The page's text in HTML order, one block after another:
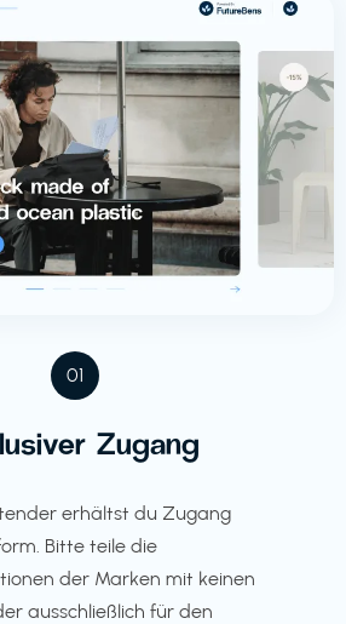
01
Zugang
erhältst du Zugang
Bitte teile die
der Marken mit keinen
ausschließlich für den